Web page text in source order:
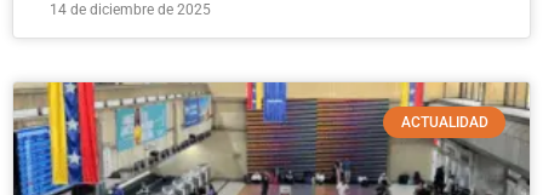
14 de diciembre de 2025
ACTUALIDAD